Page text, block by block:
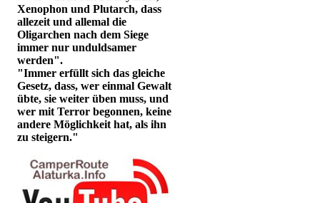
Xenophon und Plutarch, dass
allezeit und allemal die
Oligarchen nach dem Siege
immer nur unduldsamer
werden".
"Immer erfüllt sich das gleiche
Gesetz, dass, wer einmal Gewalt
übte, sie weiter üben muss, und
wer mit Terror begonnen, keine
andere Möglichkeit hat, als ihn
zu steigern."